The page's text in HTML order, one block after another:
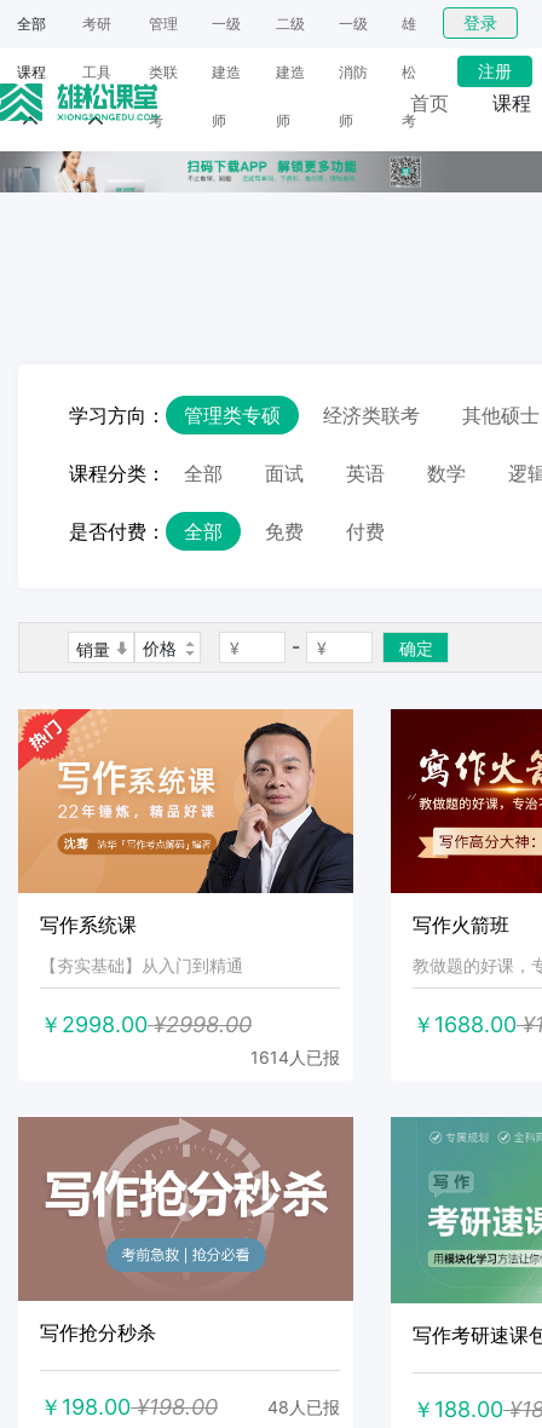
全部
课程
考研
工具
管理
类联
考
一级
建造
师
二级
建造
师
一级
消防
师
雄
松
考
研
登录
注册
首页 课程
学习方向： 管理类专硕 经济类联考 其他硕士
课程分类： 全部 面试 英语 数学 逻
是否付费： 全部 免费 付费
销量 价格 - 确定
写作系统课
【夯实基础】从入门到精通
￥2998.00¥2998.00
1614人已报
写作火箭班
教做题的好课，
￥1688.00
写作抢分秒杀
￥198.00¥198.00 48人已报
写作考研速课
￥188.00